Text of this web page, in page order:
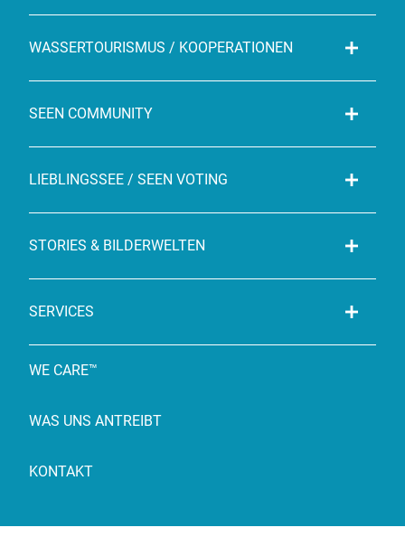
WASSERTOURISMUS / KOOPERATIONEN
SEEN COMMUNITY
LIEBLINGSSEE / SEEN VOTING
STORIES & BILDERWELTEN
SERVICES
WE CARE™
WAS UNS ANTREIBT
KONTAKT